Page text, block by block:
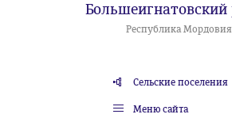
Большеигнатовский
Республика Мордовия
Сельские поселения
Меню сайта